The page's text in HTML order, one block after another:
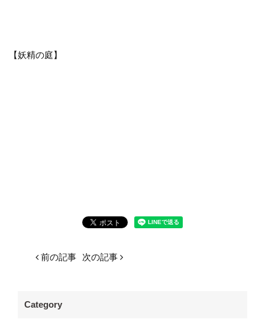
【妖精の庭】
前の記事 次の記事
Category